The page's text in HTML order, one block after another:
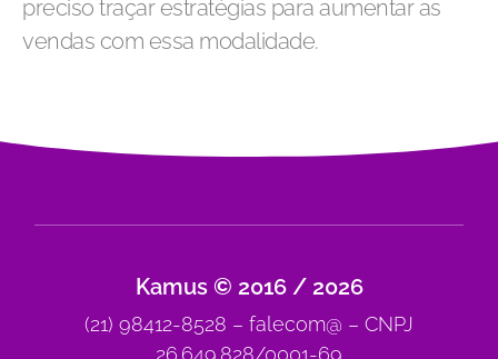
preciso traçar estratégias para aumentar as
vendas com essa modalidade.
Kamus © 2016 / 2026
(21) 98412-8528 – falecom@ – CNPJ
26.649.828/0001-69